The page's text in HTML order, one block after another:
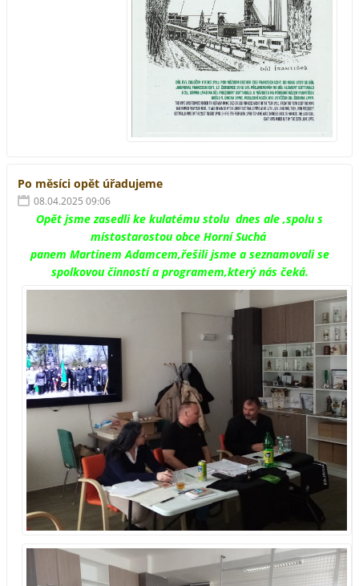
Po měsíci opět úřadujeme
08.04.2025 09:06
Opět jsme zasedli ke kulatému stolu dnes ale ,spolu s
místostarostou obce Horní Suchá
panem Martinem Adamcem,řešili jsme a seznamovali se
spolkovou činností a programem,který nás čeká.